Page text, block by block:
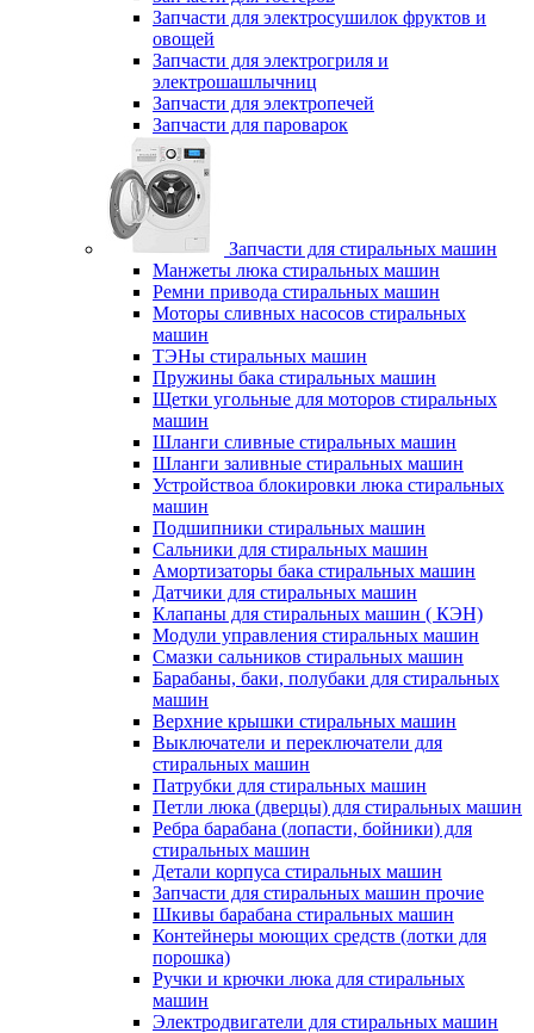
Запчасти для электросушилок фруктов и
овощей
Запчасти для электрогриля и
электрошашлычниц
Запчасти для электропечей
Запчасти для пароварок
Запчасти для стиральных машин
Манжеты люка стиральных машин
Ремни привода стиральных машин
Моторы сливных насосов стиральных
машин
ТЭНы стиральных машин
Пружины бака стиральных машин
Щетки угольные для моторов стиральных
машин
Шланги сливные стиральных машин
Шланги заливные стиральных машин
Устройствоа блокировки люка стиральных
машин
Подшипники стиральных машин
Сальники для стиральных машин
Амортизаторы бака стиральных машин
Датчики для стиральных машин
Клапаны для стиральных машин ( КЭН)
Модули управления стиральных машин
Смазки сальников стиральных машин
Барабаны, баки, полубаки для стиральных
машин
Верхние крышки стиральных машин
Выключатели и переключатели для
стиральных машин
Патрубки для стиральных машин
Петли люка (дверцы) для стиральных машин
Ребра барабана (лопасти, бойники) для
стиральных машин
Детали корпуса стиральных машин
Запчасти для стиральных машин прочие
Шкивы барабана стиральных машин
Контейнеры моющих средств (лотки для
порошка)
Ручки и крючки люка для стиральных
машин
Электродвигатели для стиральных машин